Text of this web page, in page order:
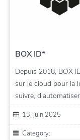
BOX ID*
Depuis 2018, BOX
sur le cloud pour la
suivre,
13. juin 2025
Category: